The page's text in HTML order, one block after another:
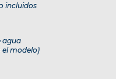
incluidos
agua
el modelo)